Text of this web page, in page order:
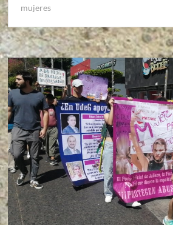
mujeres